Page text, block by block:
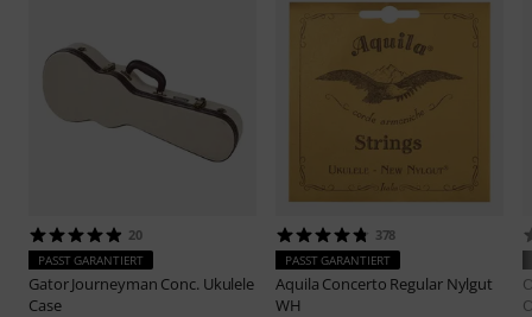
20
PASST GARANTIERT
GatorJourneyman Conc. Ukulele
Case
378
PASST GARANTIERT
Aquila Concerto Regular Nylgut
WH